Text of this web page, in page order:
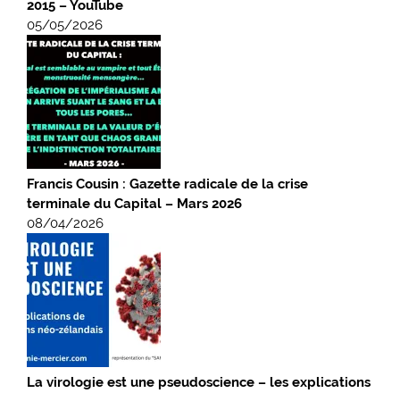
2015 – YouTube
05/05/2026
Francis Cousin : Gazette radicale de la crise
terminale du Capital – Mars 2026
08/04/2026
La virologie est une pseudoscience – les explications